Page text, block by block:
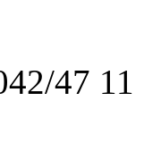
47 11